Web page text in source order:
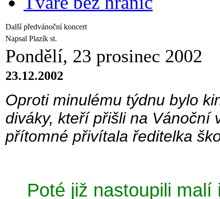
Další předvánoční koncert
Napsal Plazík st.
Pondělí, 23 prosinec 2002
23.12.2002
Oproti minulému týdnu bylo
diváky, kteří přišli na Vánoční
přítomné přivítala ředitelka
Poté již nastoupili